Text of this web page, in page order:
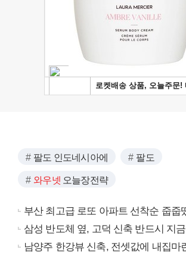
팔도 인도네시아에 팔도
와우넷 오늘장전략
부산 최고급 로또 아파트 선착순 줍줍
삼성 반도체 옆, 고덕 신축 반드시 지
남양주 한강뷰 신축, 전셋값에 내집마